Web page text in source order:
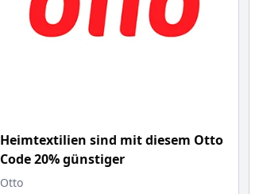
Heimtextilien sind mit diesem Otto
Code 20% günstiger
Otto